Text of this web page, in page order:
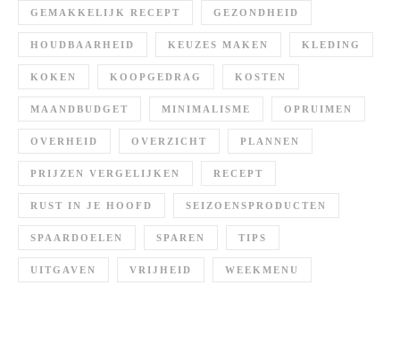
GEMAKKELIJK RECEPT GEZONDHEID
HOUDBAARHEID KEUZES MAKEN KLEDING
KOKEN KOOPGEDRAG KOSTEN
MAANDBUDGET MINIMALISME OPRUIMEN
OVERHEID OVERZICHT PLANNEN
PRIJZEN VERGELIJKEN RECEPT
RUST IN JE HOOFD SEIZOENSPRODUCTEN
SPAARDOELEN SPAREN TIPS
UITGAVEN VRIJHEID WEEKMENU